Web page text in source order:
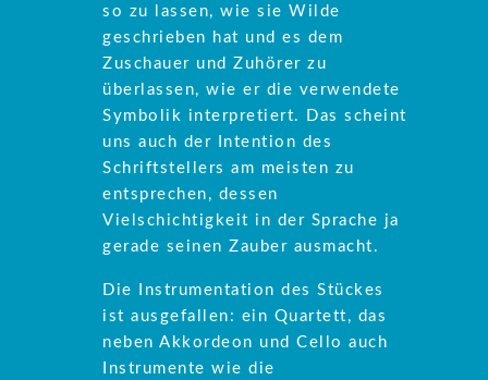
so zu lassen, wie sie Wilde
geschrieben hat und es dem
Zuschauer und Zuhörer zu
überlassen, wie er die verwendete
Symbolik interpretiert. Das scheint
uns auch der Intention des
Schriftstellers am meisten zu
entsprechen, dessen
Vielschichtigkeit in der Sprache ja
gerade seinen Zauber ausmacht.
Die Instrumentation des Stückes
ist ausgefallen: ein Quartett, das
neben Akkordeon und Cello auch
Instrumente wie die